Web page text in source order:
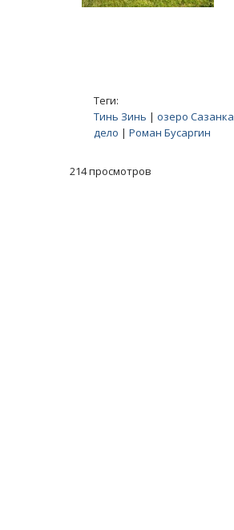
Теги:
Тинь Зинь | озеро Сазанка
дело | Роман Бусаргин
214 просмотров